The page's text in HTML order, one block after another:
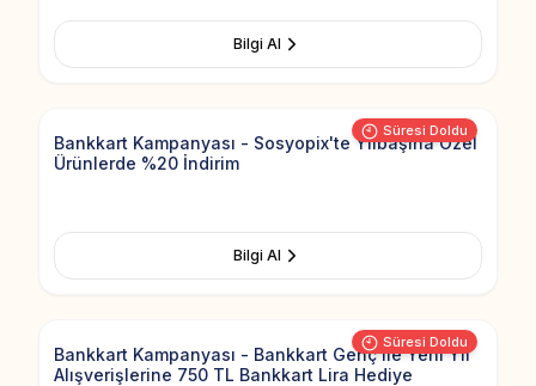
Bilgi Al
Süresi Doldu
Add to
Bankkart Kampanyası - Sosyopix'te Yılbaşına Özel
Ürünlerde %20 İndirim
Bilgi Al
Süresi Doldu
Add to
Bankkart Kampanyası - Bankkart Genç ile Yeni Yıl
Alışverişlerine 750 TL Bankkart Lira Hediye